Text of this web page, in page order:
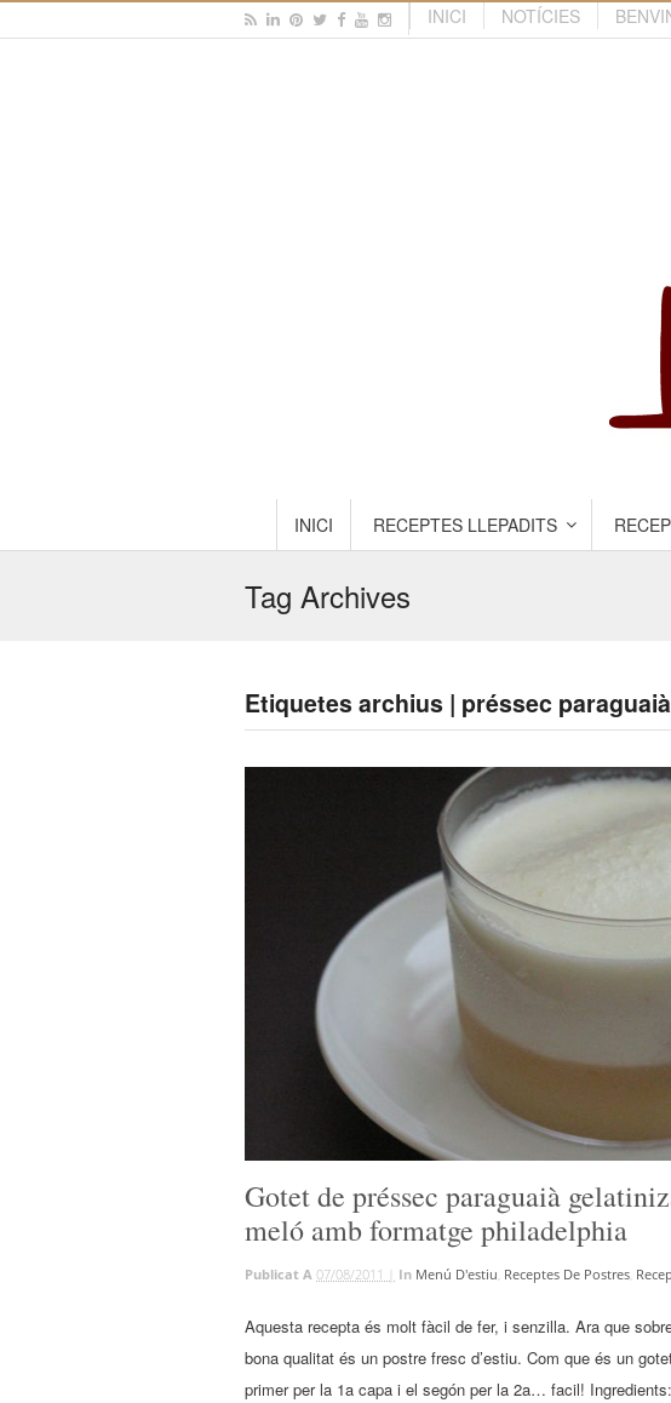
INICI NOTÍCIES
INICI RECEPTES LLEPADITS
Tag Archives
Etiquetes archius | préssec paraguaià
Gotet de préssec paraguaià
meló amb formatge philadelphia
Publicat A 07/08/2011 | In Menú D'estiu, Receptes De Postres,
Aquesta recepta és molt fàcil de fer, i senzilla. Ara que
bona qualitat és un postre fresc d’estiu. Com que és un
primer per la 1a capa i el segón per la 2a… facil!